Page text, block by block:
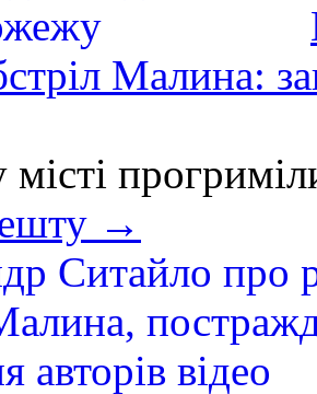
Малина:
→